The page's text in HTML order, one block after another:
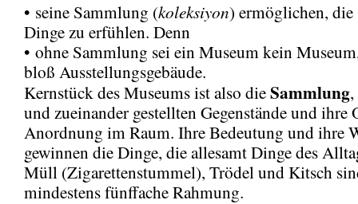
• seine Sammlung (koleksiyon) ermöglichen, die
Dinge zu erfühlen. Denn
• ohne Sammlung sei ein Museum kein
bloß Ausstellungsgebäude.
Kernstück des Museums ist also dieSammlung
und zueinander gestellten Gegenstände und ihre
Anordnung im Raum. Ihre Bedeutung und ihre
gewinnen die Dinge, die allesamt Dinge des
Müll (Zigarettenstummel), Trödel und Kitsch
mindestens fünffache Rahmung.